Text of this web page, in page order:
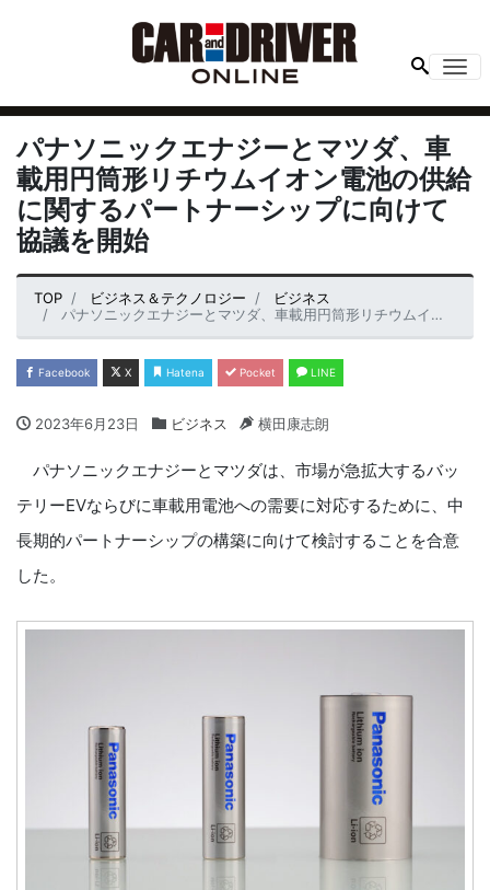
パナソニックエナジーとマツダ、車
載用円筒形リチウムイオン電池の供給
に関するパートナーシップに向けて
協議を開始
TOP ビジネス＆テクノロジー
ビジネス
パナソニックエナジーとマツダ、車載用円筒形リチウムイオン電池の供給に関するパートナーシップに向けて協議を開始
Facebook X Hatena Pocket LINE
2023年6月23日 ビジネス 横田康志朗
パナソニックエナジーとマツダは、市場が急拡大するバッ
テリーEVならびに車載用電池への需要に対応するために、中
長期的パートナーシップの構築に向けて検討することを合意
した。